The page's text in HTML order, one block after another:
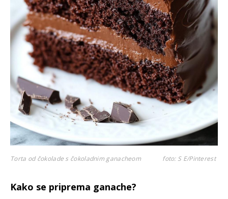
Torta od čokolade s čokoladnim ganacheom foto: S E/Pinterest
Kako se priprema ganache?